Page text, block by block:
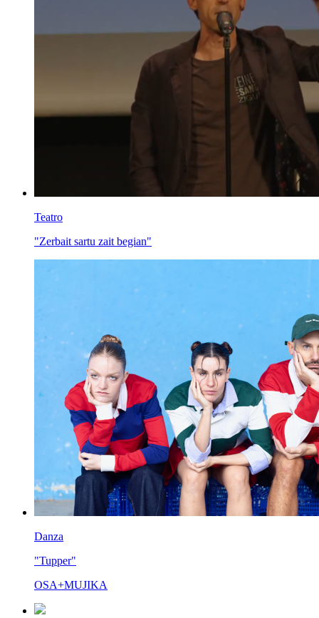
Teatro
"Zerbait sartu zait begian"
Danza
"Tupper"
OSA+MUJIKA